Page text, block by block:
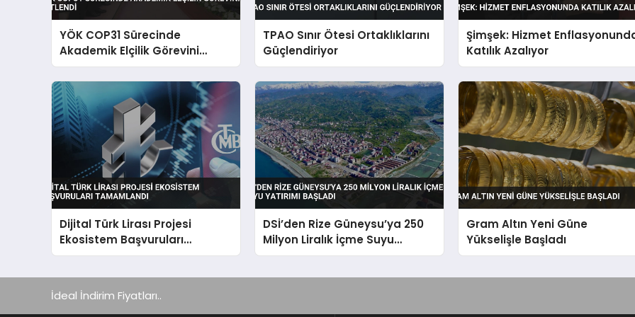
YÖK COP31 Sürecinde
Akademik Elçilik Görevini
Üstlendi
TPAO Sınır Ötesi Ortaklıklarını
Güçlendiriyor
Şimşek: Hizmet
Katılık Azalıyor
Dijital Türk Lirası Projesi
Ekosistem Başvuruları
Tamamlandı
DSİ’den Rize Güneysu’ya 250
Milyon Liralık İçme Suyu
Yatırımı Başladı
Gram Altın Yeni Güne
Yükselişle Başladı
İdeal İndirim Fiyatları..